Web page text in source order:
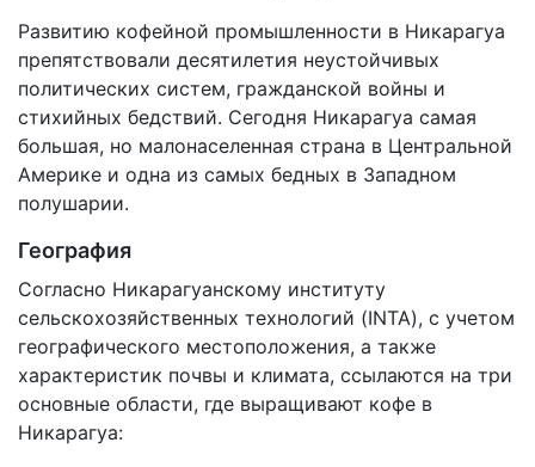
Развитию кофейной промышленности в Никарагуа
препятствовали десятилетия неустойчивых
политических систем, гражданской войны и
стихийных бедствий. Сегодня Никарагуа самая
большая, но малонаселенная страна в Центральной
Америке и одна из самых бедных в Западном
полушарии.
География
Согласно Никарагуанскому институту
сельскохозяйственных технологий (INTA), с учетом
географического местоположения, а также
характеристик почвы и климата, ссылаются на три
основные области, где выращивают кофе в
Никарагуа: